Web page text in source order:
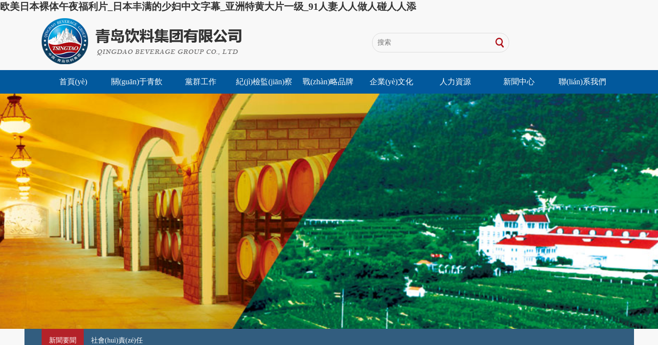
欧美日本裸体午夜福利片_日本丰满的少妇中文字幕_亚洲特黄大片一级_91人妻人人做人碰人人添
首頁(yè) 關(guān)于青飲
集團(tuán)簡
(jiǎn)介 致辭
組織領(lǐng)導
(dǎo)
集團(tuán)大
事記
黨群工作
團(tuán)青陣
地
紀(jì)檢監(jiān)察
(dòng)態(tài)
高層聲音
黨紀(jì)法規
(guī)
警鐘長(zhǎng)
鳴
戰(zhàn)略品牌
集團(tuán)戰
(zhàn)略
對(duì)外合作
企業(yè)品牌
企業(yè)文化
企業(yè)理念 企業(yè)宣傳
片
老字號(hào)博
物館
人力資源
人力招聘 人才培訓(xùn)
新聞中心
新聞要聞 社會
(zé)任
聯(lián)系我們
聯
新聞要聞 社會(huì)責(zé)任